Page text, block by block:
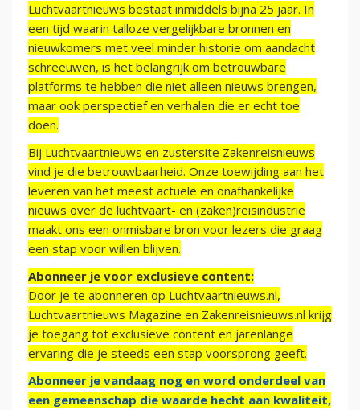
Luchtvaartnieuws bestaat inmiddels bijna 25 jaar. In
een tijd waarin talloze vergelijkbare bronnen en
nieuwkomers met veel minder historie om aandacht
schreeuwen, is het belangrijk om betrouwbare
platforms te hebben die niet alleen nieuws brengen,
maar ook perspectief en verhalen die er echt toe
doen.
Bij Luchtvaartnieuws en zustersite Zakenreisnieuws
vind je die betrouwbaarheid. Onze toewijding aan het
leveren van het meest actuele en onafhankelijke
nieuws over de luchtvaart- en (zaken)reisindustrie
maakt ons een onmisbare bron voor lezers die graag
een stap voor willen blijven.
Abonneer je voor exclusieve content:
Door je te abonneren op Luchtvaartnieuws.nl,
Luchtvaartnieuws Magazine en Zakenreisnieuws.nl krijg
je toegang tot exclusieve content en jarenlange
ervaring die je steeds een stap voorsprong geeft.
Abonneer je vandaag nog en word onderdeel van
een gemeenschap die waarde hecht aan kwaliteit,